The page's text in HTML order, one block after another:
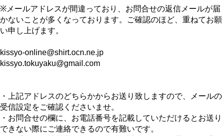
※メールアドレスが間違っており、お問合せの返信メールが届
かないことが多くなっております。ご確認のほど、重ねてお願
い申し上げます。
kissyo-online@shirt.ocn.ne.jp
kissyo.tokuyaku@gmail.com
・上記アドレスのどちらかからお送り致しますので、メールの
受信設定をご確認くださいませ。
・お問合せの欄に、お電話番号を記載していただけるとお送り
できない際にご連絡できるので有難いです。